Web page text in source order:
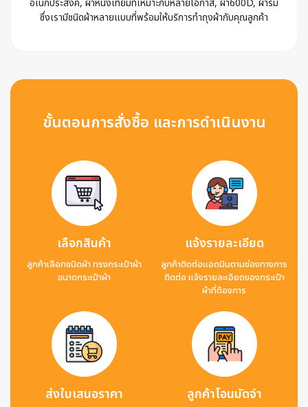
ซึ่งเรามีชนิดผ้าหลายแบบที่พร้อมให้บริการทำถุงผ้ากับคุณลูกค้า
ขั้นตอนการสั่งซื้อ และการดำเนินงาน
เลือกสินค้า
ลูกค้าเลือกชนิดผ้า ทรงกระเป๋าผ้า
ขนาดกระเป๋าผ้า
แจ้งรายละเอียด
ลูกค้าติดต่อแอดมินตามช่องทางการ
ติดต่อ แจ้งรายละเอียดของกระเป๋า
ผ้าที่ต้องการ
ส่งใบเสนอราคา ลูกค้าโอนมัดจำ